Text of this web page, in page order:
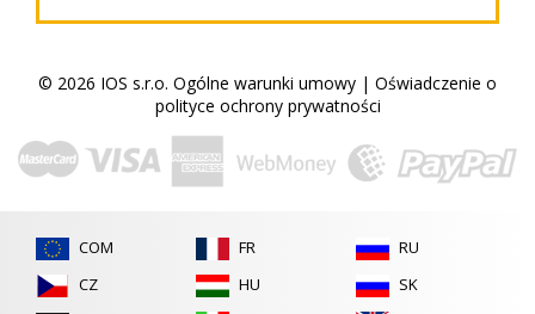
© 2026 IOS s.r.o. Ogólne warunki umowy | Oświadczenie o
polityce ochrony prywatności
COM
CZ
FR
HU
RU
SK